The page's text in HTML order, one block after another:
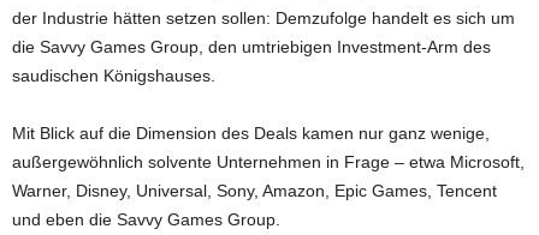
der Industrie hätten setzen sollen: Demzufolge handelt es sich um
die Savvy Games Group, den umtriebigen Investment-Arm des
saudischen Königshauses.
Mit Blick auf die Dimension des Deals kamen nur ganz wenige,
außergewöhnlich solvente Unternehmen in Frage – etwa Microsoft,
Warner, Disney, Universal, Sony, Amazon, Epic Games, Tencent
und eben die Savvy Games Group.